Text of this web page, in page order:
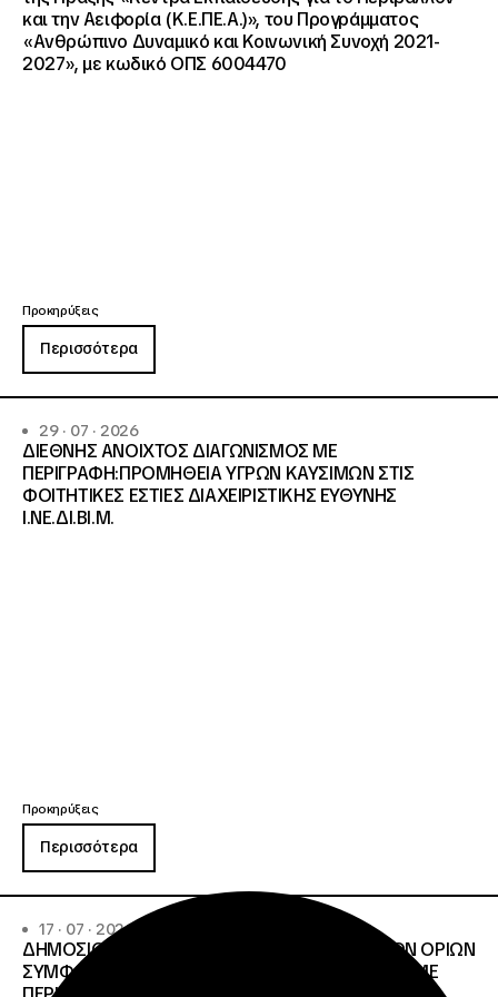
και την Αειφορία (Κ.Ε.ΠΕ.Α.)», του Προγράμματος
«Ανθρώπινο Δυναμικό και Κοινωνική Συνοχή 2021-
2027», με κωδικό ΟΠΣ 6004470
Προκηρύξεις
Περισσότερα
29 · 07 · 2026
ΔΙΕΘΝΗΣ ΑΝΟΙΧΤΟΣ ΔΙΑΓΩΝΙΣΜΟΣ ΜΕ
ΠΕΡΙΓΡΑΦΗ:ΠΡΟΜΗΘΕΙΑ ΥΓΡΩΝ ΚΑΥΣΙΜΩΝ ΣΤΙΣ
ΦΟΙΤΗΤΙΚΕΣ ΕΣΤΙΕΣ ΔΙΑΧΕΙΡΙΣΤΙΚΗΣ ΕΥΘΥΝΗΣ
Ι.ΝΕ.ΔΙ.ΒΙ.Μ.
Προκηρύξεις
Περισσότερα
17 · 07 · 2026
ΔΗΜΟΣΙΟΣ ΑΝΟΙΧΤΟΣ ΔΙΑΓΩΝΙΣΜΟΣ ΚΑΤΩ ΤΩΝ ΟΡΙΩΝ
ΣΥΜΦΩΝΑ ΜΕ ΤΟ ΑΡΘΡΟ 107 ΤΟΥ Ν.4412/2016 ΜΕ